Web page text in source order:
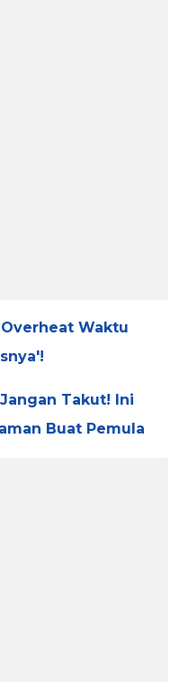
Waktu
Takut! Ini
Buat Pemula